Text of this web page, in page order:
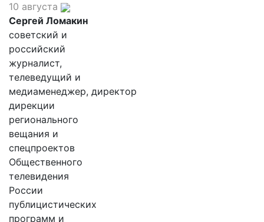
10 августа
Сергей Ломакин
советский и
российский
журналист,
телеведущий и
медиаменеджер, директор
дирекции
регионального
вещания и
спецпроектов
Общественного
телевидения
России
публицистических
программ и